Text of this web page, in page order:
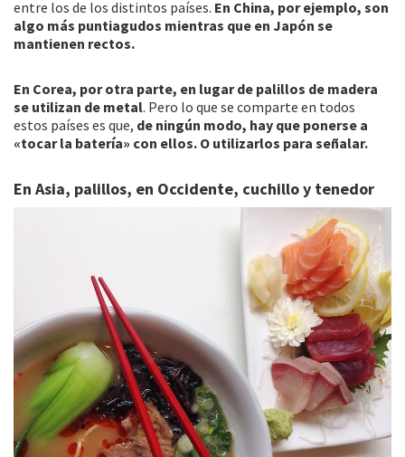
entre los de los distintos países. En China, por ejemplo, son
algo más puntiagudos mientras que en Japón se
mantienen rectos.
En Corea, por otra parte, en lugar de palillos de madera
se utilizan de metal. Pero lo que se comparte en todos
estos países es que, de ningún modo, hay que ponerse a
«tocar la batería» con ellos. O utilizarlos para señalar.
En Asia, palillos, en Occidente, cuchillo y tenedor